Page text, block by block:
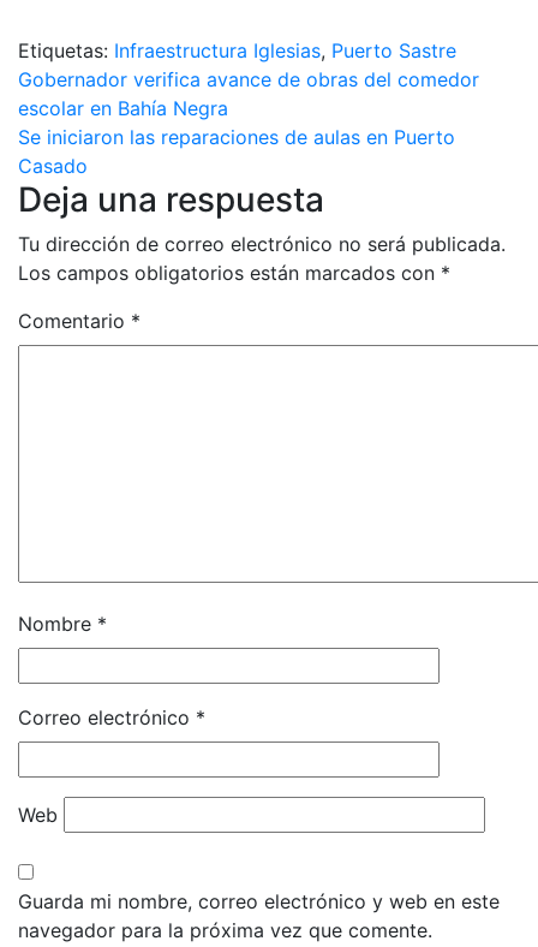
Etiquetas: Infraestructura Iglesias, Puerto Sastre
Navegación
de
entradas
Gobernador verifica avance de obras del comedor
escolar en Bahía Negra
Se iniciaron las reparaciones de aulas en Puerto
Casado
Deja una respuesta
Tu dirección de correo electrónico no será publicada.
Los campos obligatorios están marcados con *
Comentario *
Nombre *
Correo electrónico *
Web
Guarda mi nombre, correo electrónico y web en este
navegador para la próxima vez que comente.